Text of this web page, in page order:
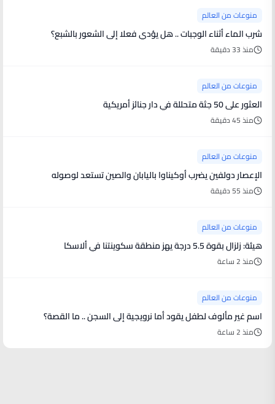
منوعات من العالم
شرب الماء أثناء الوجبات .. هل يؤدي فعلا إلى الشعور بالشبع؟
منذ 33 دقيقة
منوعات من العالم
العثور على 50 جثة متحللة في دار جنائز أمريكية
منذ 45 دقيقة
منوعات من العالم
الإعصار دولفين يضرب أوكيناوا باليابان والصين تستعد لوصوله
منذ 55 دقيقة
منوعات من العالم
هيئة: زلزال بقوة 5.5 درجة يهز منطقة سكوينتنا في ألاسكا
منذ 2 ساعة
منوعات من العالم
اسم غير مألوف لطفل يقود أما نرويجية إلى السجن .. ما القصة؟
منذ 2 ساعة